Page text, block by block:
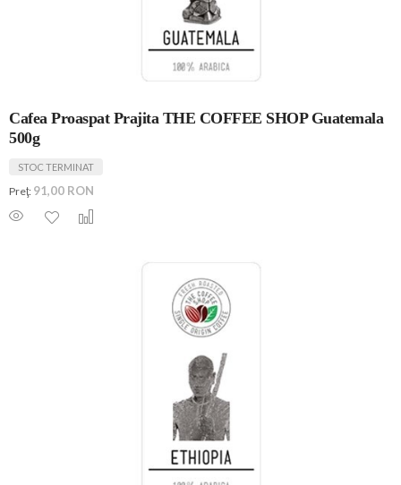
Cafea Proaspat Prajita THE COFFEE SHOP Guatemala
500g
STOC TERMINAT
Preţ: 91,00 RON